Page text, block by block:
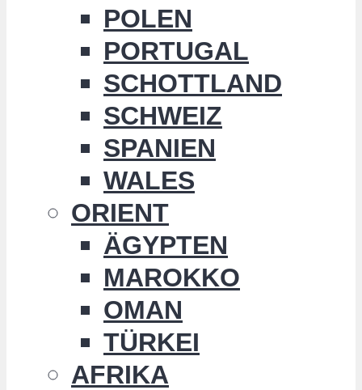
POLEN
PORTUGAL
SCHOTTLAND
SCHWEIZ
SPANIEN
WALES
ORIENT
ÄGYPTEN
MAROKKO
OMAN
TÜRKEI
AFRIKA